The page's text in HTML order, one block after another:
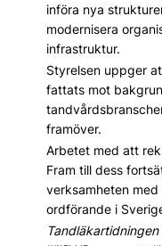
införa nya
modernisera
infrastruktur.
Styrelsen uppger
fattats mot
framöver.
Arbetet med att
Fram till dess
verksamheten
ordförande i